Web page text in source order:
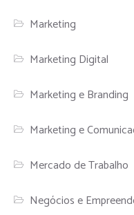
Marketing
Marketing Digital
Marketing e Branding
Marketing e
Mercado de Trabalho
Negócios e